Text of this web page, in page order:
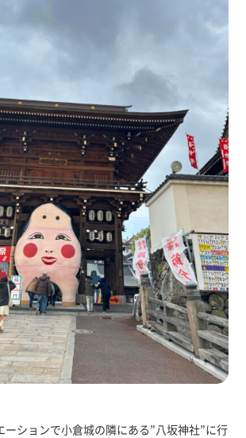
ーションで小倉城の隣にある”八坂神社”に行